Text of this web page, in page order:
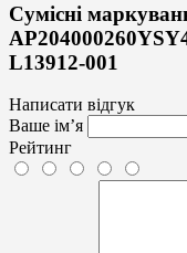
Сумісні
L13912-001
Написати відгук
Ваше ім’я
Рейтинг